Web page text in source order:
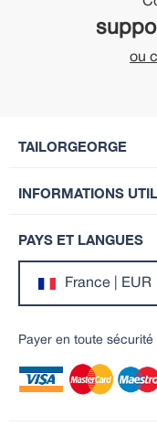
ou
TAILORGEORGE
INFORMATIONS
PAYS ET LANGUES
France | EUR
Payer en toute sécurité